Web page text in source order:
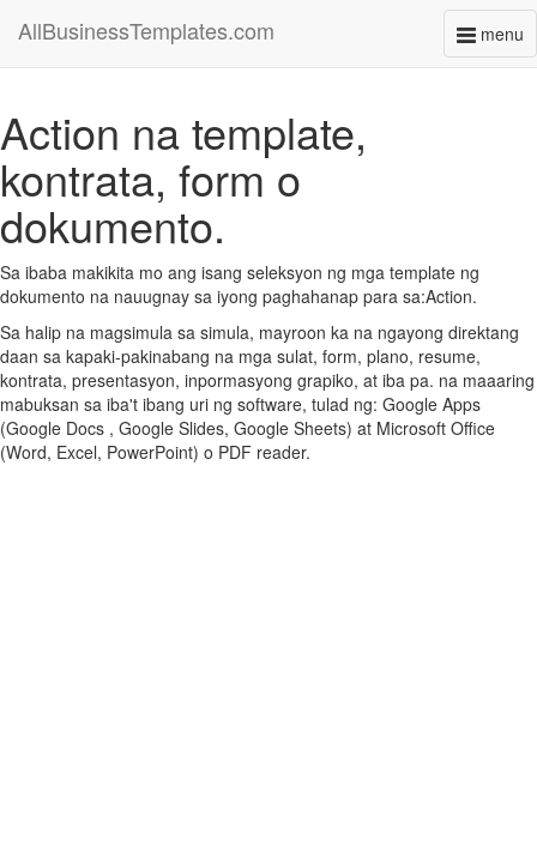
menu
AllBusinessTemplates.com
Action na template,
kontrata, form o
dokumento.
Sa ibaba makikita mo ang isang seleksyon ng mga template ng
dokumento na nauugnay sa iyong paghahanap para sa:Action.
Sa halip na magsimula sa simula, mayroon ka na ngayong direktang
daan sa kapaki-pakinabang na mga sulat, form, plano, resume,
kontrata, presentasyon, inpormasyong grapiko, at iba pa. na maaaring
mabuksan sa iba't ibang uri ng software, tulad ng: Google Apps
(Google Docs , Google Slides, Google Sheets) at Microsoft Office
(Word, Excel, PowerPoint) o PDF reader.